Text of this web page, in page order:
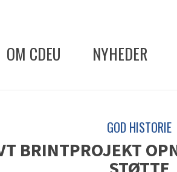
OM CDEU NYHEDER
GOD HISTORIE
BRINTPROJEKT